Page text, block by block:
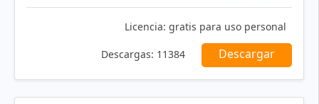
Licencia: gratis para uso personal
Descargas: 11384 Descargar